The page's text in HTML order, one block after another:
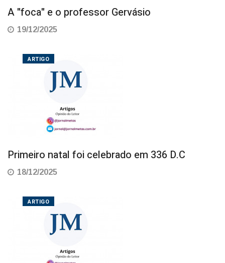
A "foca" e o professor Gervásio
19/12/2025
ARTIGO
Primeiro natal foi celebrado em 336 D.C
18/12/2025
ARTIGO